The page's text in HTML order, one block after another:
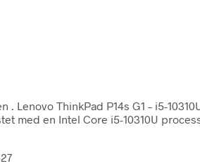
. Lenovo ThinkPad P14s G1 – i5-
en Intel Core i5-10310U